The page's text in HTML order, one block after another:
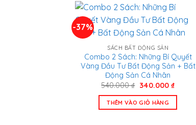
-37%
SÁCH BẤT ĐỘNG SẢN
Combo 2 Sách: Những Bí Quyết
Vàng Đầu Tư Bất Động Sản + Bất
Động Sản Cá Nhân
540.000₫ Giá
là:
540.000 ₫.
340.000 ₫Giá
THÊM VÀO GIỎ HÀNG